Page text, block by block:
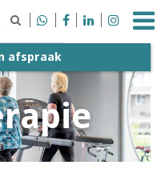
   
afspraak
